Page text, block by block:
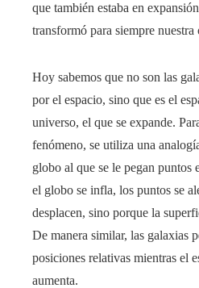
que también estaba en
transformó para siempre
Hoy sabemos que no son las
por el espacio, sino que es el
universo, el que se expande.
fenómeno, se utiliza una
globo al que se le pegan puntos
el globo se infla, los puntos se
desplacen, sino porque la
De manera similar, las galaxias
posiciones relativas mientras el
aumenta.